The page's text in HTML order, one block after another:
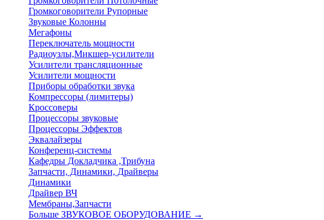
Громкоговорители Рупорные
Звуковые Колонны
Мегафоны
Переключатель мощности
Радиоузлы,Микшер-усилители
Усилители трансляционные
Усилители мощности
Приборы обработки звука
Компрессоры (лимитеры)
Кроссоверы
Процессоры звуковые
Процессоры Эффектов
Эквалайзеры
Конференц-системы
Кафедры Докладчика ,Трибуна
Запчасти, Динамики, Драйверы
Динамики
Драйвер ВЧ
Мембраны,Запчасти
Больше ЗВУКОВОЕ ОБОРУДОВАНИЕ →